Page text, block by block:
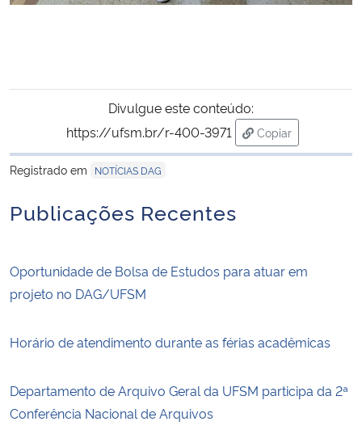
Divulgue este conteúdo:
https://ufsm.br/r-400-3971
Copiar
para área de
Registrado em
NOTÍCIAS DAG
Publicações Recentes
Oportunidade de Bolsa de Estudos para atuar em
projeto no DAG/UFSM
Horário de atendimento durante as férias acadêmicas
Departamento de Arquivo Geral da UFSM participa da 2ª
Conferência Nacional de Arquivos